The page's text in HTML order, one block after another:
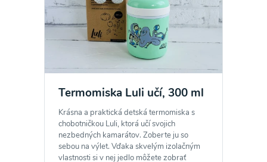
Termomiska Luli učí, 300 ml
Krásna a praktická detská termomiska s
chobotničkou Luli, ktorá učí svojich
nezbedných kamarátov. Zoberte ju so
sebou na výlet. Vďaka skvelým izolačným
vlastnosti si v nej jedlo môžete zobrať